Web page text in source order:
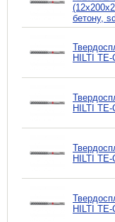
бетону,
HILTI TE-
HILTI TE-
HILTI TE-
HILTI TE-